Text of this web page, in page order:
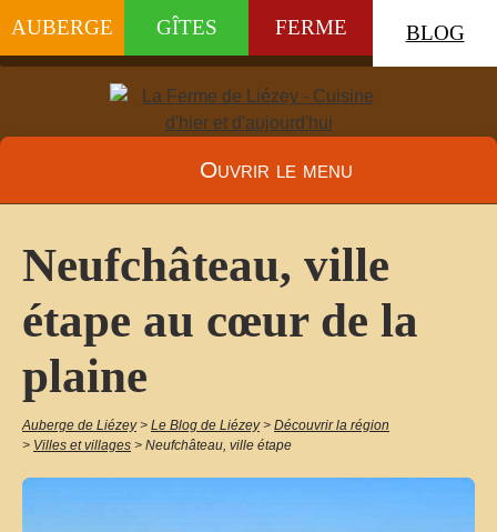
AUBERGE GÎTES FERME BLOG
Ouvrir le menu
Neufchâteau, ville
étape au cœur de la
plaine
Auberge de Liézey > Le Blog de Liézey > Découvrir la région
> Villes et villages > Neufchâteau, ville étape